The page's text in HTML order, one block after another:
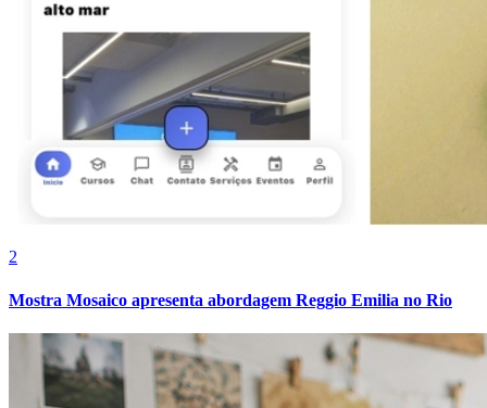
2
Mostra Mosaico apresenta abordagem Reggio Emilia no Rio